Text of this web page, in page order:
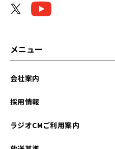
メニュー
会社案内
採用情報
ラジオCMご利用案内